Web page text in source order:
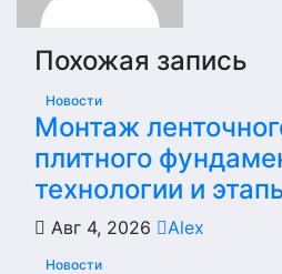
Похожая запись
Новости
Монтаж
плитного
технологии и
Авг 4, 2026 Alex
Новости